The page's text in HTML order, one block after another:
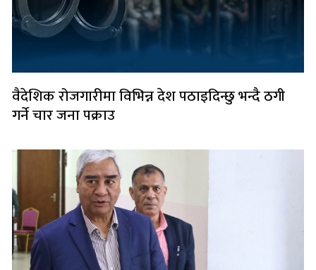
वैदेशिक रोजगारीमा विभिन्न देश पठाइदिन्छु भन्दै ठगी
गर्ने चार जना पक्राउ